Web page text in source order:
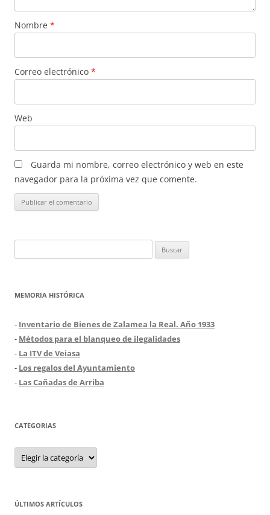
Nombre *
Correo electrónico *
Web
Guarda mi nombre, correo electrónico y web en este
navegador para la próxima vez que comente.
MEMORIA HISTÓRICA
- Inventario de Bienes de Zalamea la Real. Año 1933
- Métodos para el blanqueo de ilegalidades
- La ITV de Veiasa
- Los regalos del Ayuntamiento
- Las Cañadas de Arriba
CATEGORIAS
Categorias
ÚLTIMOS ARTÍCULOS